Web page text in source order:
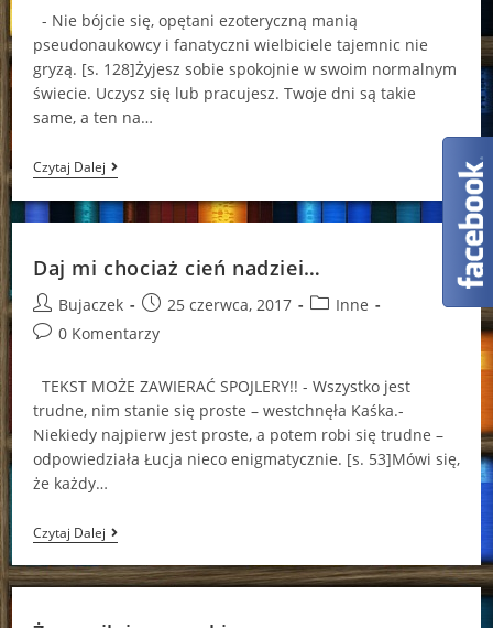
- Nie bójcie się, opętani ezoteryczną manią
pseudonaukowcy i fanatyczni wielbiciele tajemnic nie
gryzą. [s. 128]Żyjesz sobie spokojnie w swoim normalnym
świecie. Uczysz się lub pracujesz. Twoje dni są takie
same, a ten na…
Czytaj DalejRubinowa
Podróżniczka
W
Czasie
Daj mi chociaż cień nadziei…
Post
author:
Bujaczek
Post
published:
25 czerwca, 2017
PostInne
Post0 Komentarzy
TEKST MOŻE ZAWIERAĆ SPOJLERY!! - Wszystko jest
trudne, nim stanie się proste – westchnęła Kaśka.-
Niekiedy najpierw jest proste, a potem robi się trudne –
odpowiedziała Łucja nieco enigmatycznie. [s. 53]Mówi się,
że każdy…
Czytaj DalejDaj
Mi
Chociaż
Cień